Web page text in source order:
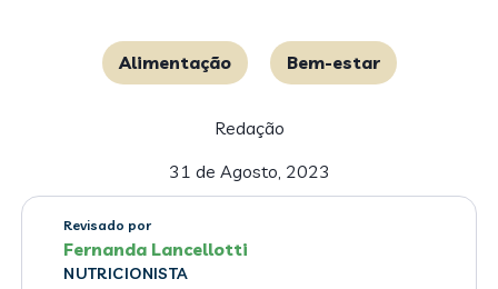
Alimentação Bem-estar
Redação
31 de Agosto, 2023
Revisado por
Fernanda Lancellotti
NUTRICIONISTA